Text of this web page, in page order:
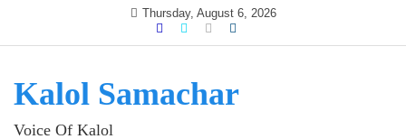
Thursday, August 6, 2026
Kalol Samachar
Voice Of Kalol